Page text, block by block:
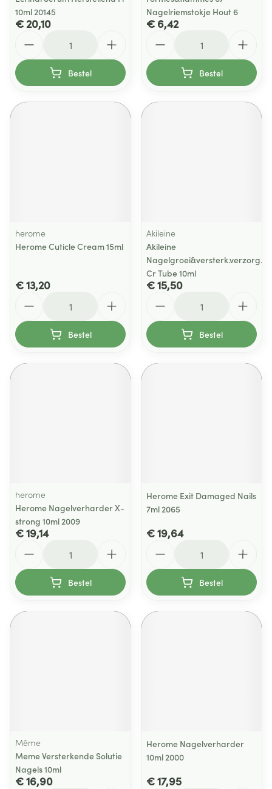
10ml 20145
€ 20,10
Bestel
Nagelriemstokje Hout 6
€ 6,42
Bestel
herome
Herome Cuticle Cream 15ml
€ 13,20
Bestel
Akileine
Akileine
Nagelgroei&versterk.verzorg.
Cr Tube 10ml
€ 15,50
Bestel
herome
Herome Nagelverharder X-
strong 10ml 2009
€ 19,14
Bestel
Herome Exit Damaged Nails
7ml 2065
€ 19,64
Bestel
Même
Meme Versterkende Solutie
Nagels 10ml
€ 16,90
Herome Nagelverharder
10ml 2000
€ 17,95